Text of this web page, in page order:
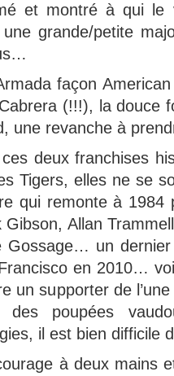
et montré à qui le
grande/petite
façon
(!!!), la douce
une revanche à
deux franchises
Tigers, elles ne se
qui remonte à 1984
Gibson, Allan
Gossage… un
en 2010…
un supporter de
poupées
il est bien difficile
à deux mains